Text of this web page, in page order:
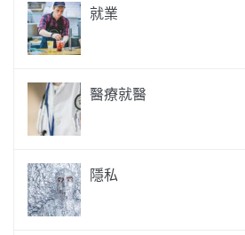
就業
醫療就醫
隱私